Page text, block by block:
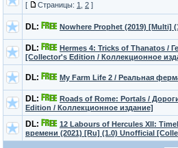
[
Страницы: 1 2 ]
DL: Nowhere Prophet (2019) [Multi]
DL:
Hermes 4: Tricks of Thanatos /
[Collector's Edition / Коллекционное
DL: My Farm Life 2 / Реальная
DL:
Roads of Rome: Portals /
Edition / Коллекционное издание]
DL:
12 Labours of Hercules XII:
времени (2021) [Ru] (1.0) Unofficial